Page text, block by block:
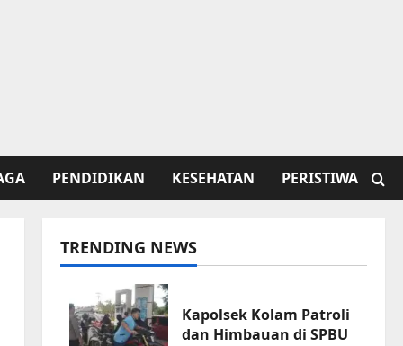
PENDIDIKAN KESEHATAN PERISTIWA
TRENDING NEWS
Kapolsek Kolam Patroli
dan Himbauan di SPBU